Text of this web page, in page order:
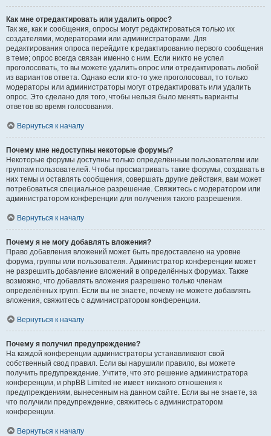
Как мне отредактировать или удалить опрос?
Так же, как и сообщения, опросы могут редактироваться только их
создателями, модераторами или администраторами. Для
редактирования опроса перейдите к редактированию первого сообщения
в теме; опрос всегда связан именно с ним. Если никто не успел
проголосовать, то вы можете удалить опрос или отредактировать любой
из вариантов ответа. Однако если кто-то уже проголосовал, то только
модераторы или администраторы могут отредактировать или удалить
опрос. Это сделано для того, чтобы нельзя было менять варианты
ответов во время голосования.
Вернуться к началу
Почему мне недоступны некоторые форумы?
Некоторые форумы доступны только определённым пользователям или
группам пользователей. Чтобы просматривать такие форумы, создавать в
них темы и оставлять сообщения, совершать другие действия, вам может
потребоваться специальное разрешение. Свяжитесь с модератором или
администратором конференции для получения такого разрешения.
Вернуться к началу
Почему я не могу добавлять вложения?
Право добавления вложений может быть предоставлено на уровне
форума, группы или пользователя. Администратор конференции может
не разрешить добавление вложений в определённых форумах. Также
возможно, что добавлять вложения разрешено только членам
определённых групп. Если вы не знаете, почему не можете добавлять
вложения, свяжитесь с администратором конференции.
Вернуться к началу
Почему я получил предупреждение?
На каждой конференции администраторы устанавливают свой
собственный свод правил. Если вы нарушили правило, вы можете
получить предупреждение. Учтите, что это решение администратора
конференции, и phpBB Limited не имеет никакого отношения к
предупреждениям, вынесенным на данном сайте. Если вы не знаете, за
что получили предупреждение, свяжитесь с администратором
конференции.
Вернуться к началу